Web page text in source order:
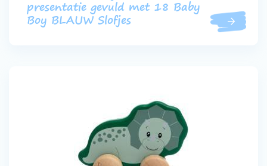
presentatie gevuld met 18 Baby
Boy BLAUW Slofjes